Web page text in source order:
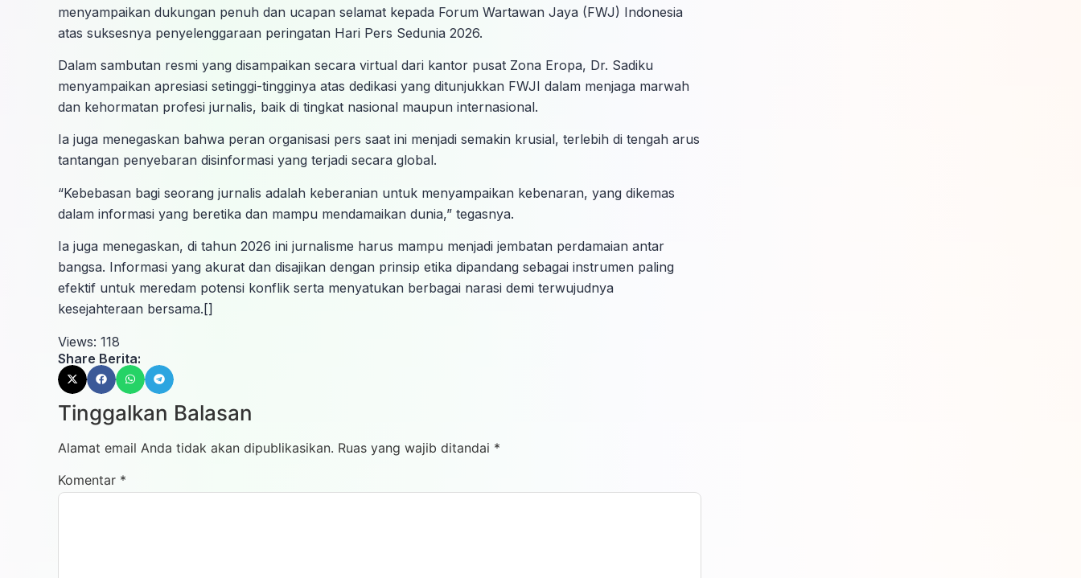
menyampaikan dukungan penuh dan ucapan selamat kepada Forum Wartawan Jaya (FWJ) Indonesia
atas suksesnya penyelenggaraan peringatan Hari Pers Sedunia 2026.
Dalam sambutan resmi yang disampaikan secara virtual dari kantor pusat Zona Eropa, Dr. Sadiku
menyampaikan apresiasi setinggi-tingginya atas dedikasi yang ditunjukkan FWJI dalam menjaga marwah
dan kehormatan profesi jurnalis, baik di tingkat nasional maupun internasional.
Ia juga menegaskan bahwa peran organisasi pers saat ini menjadi semakin krusial, terlebih di tengah arus
tantangan penyebaran disinformasi yang terjadi secara global.
“Kebebasan bagi seorang jurnalis adalah keberanian untuk menyampaikan kebenaran, yang dikemas
dalam informasi yang beretika dan mampu mendamaikan dunia,” tegasnya.
Ia juga menegaskan, di tahun 2026 ini jurnalisme harus mampu menjadi jembatan perdamaian antar
bangsa. Informasi yang akurat dan disajikan dengan prinsip etika dipandang sebagai instrumen paling
efektif untuk meredam potensi konflik serta menyatukan berbagai narasi demi terwujudnya
kesejahteraan bersama.[]
Views: 118
Share Berita:
Tinggalkan Balasan
Alamat email Anda tidak akan dipublikasikan. Ruas yang wajib ditandai *
Komentar *